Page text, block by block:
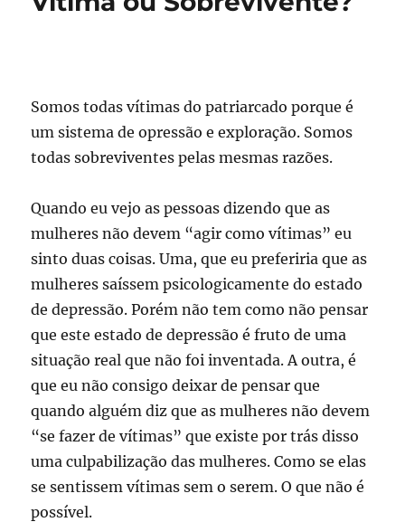
Somos todas vítimas do patriarcado porque é
um sistema de opressão e exploração. Somos
todas sobreviventes pelas mesmas razões.
Quando eu vejo as pessoas dizendo que as
mulheres não devem “agir como vítimas” eu
sinto duas coisas. Uma, que eu preferiria que as
mulheres saíssem psicologicamente do estado
de depressão. Porém não tem como não pensar
que este estado de depressão é fruto de uma
situação real que não foi inventada. A outra, é
que eu não consigo deixar de pensar que
quando alguém diz que as mulheres não devem
“se fazer de vítimas” que existe por trás disso
uma culpabilização das mulheres. Como se elas
se sentissem vítimas sem o serem. O que não é
possível.